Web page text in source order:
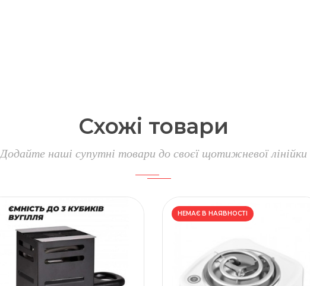
Схожі товари
Додайте наші супутні товари до своєї щотижневої лінійки
НЕМАЄ В НАЯВНОСТІ